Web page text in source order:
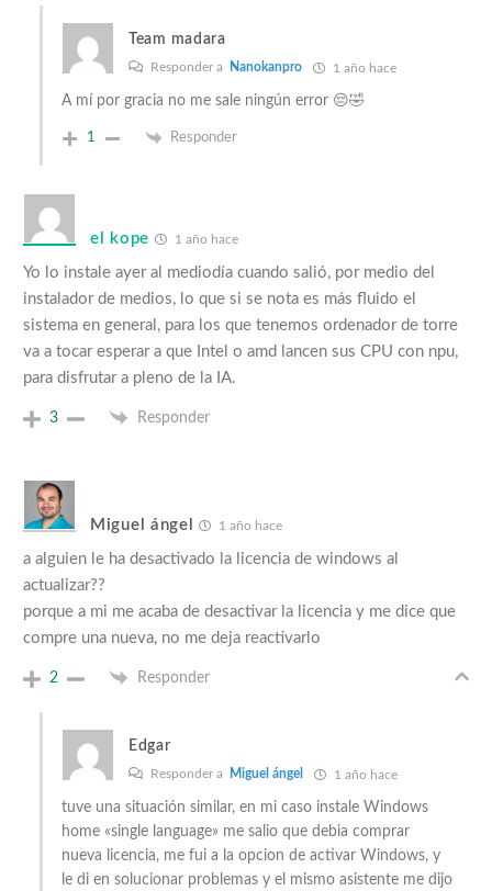
Team madara
Responder a Nanokanpro 1 año hace
A mí por gracia no me sale ningún error 😔🤣
1 Responder
el kope 1 año hace
Yo lo instale ayer al mediodía cuando salió, por medio del
instalador de medios, lo que si se nota es más fluido el
sistema en general, para los que tenemos ordenador de torre
va a tocar esperar a que Intel o amd lancen sus CPU con npu,
para disfrutar a pleno de la IA.
3 Responder
Miguel ángel 1 año hace
a alguien le ha desactivado la licencia de windows al
actualizar??
porque a mi me acaba de desactivar la licencia y me dice que
compre una nueva, no me deja reactivarlo
2 Responder
Edgar
Responder a Miguel ángel 1 año hace
tuve una situación similar, en mi caso instale Windows
home «single language» me salio que debia comprar
nueva licencia, me fui a la opcion de activar Windows, y
le di en solucionar problemas y el mismo asistente me dijo